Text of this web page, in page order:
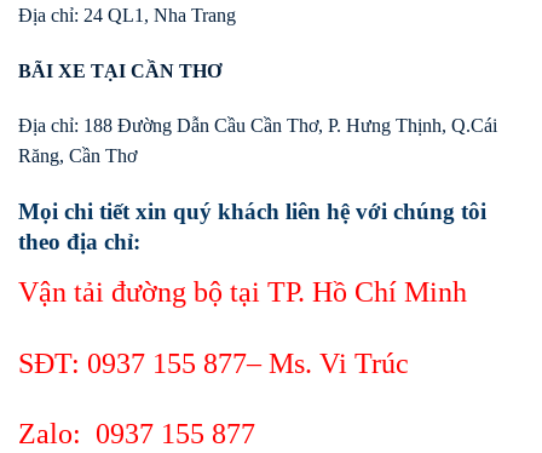
Địa chỉ: 24 QL1, Nha Trang
BÃI XE TẠI CẦN THƠ
Địa chỉ: 188 Đường Dẫn Cầu Cần Thơ, P. Hưng Thịnh, Q.Cái
Răng, Cần Thơ
Mọi chi tiết xin quý khách liên hệ với chúng tôi
theo địa chỉ:
Vận tải đường bộ tại TP. Hồ Chí Minh
SĐT: 0937 155 877– Ms. Vi Trúc
Zalo: 0937 155 877